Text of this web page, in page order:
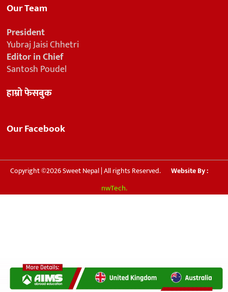
Our Team
President
Yubraj Jaisi Chhetri
Editor in Chief
Santosh Poudel
हाम्रो फेसबुक
Our Facebook
Copyright ©2026 Sweet Nepal | All rights Reserved. Website By :
nwTech.